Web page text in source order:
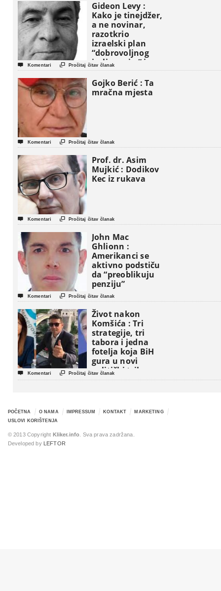
Gideon Levy :
Kako je tinejdžer,
a ne novinar,
razotkrio
izraelski plan
“dobrovoljnog
iseljavanja ” iz
Gaze
 Komentari  Pročitaj čitav članak
Gojko Berić : Ta
mračna mjesta
 Komentari  Pročitaj čitav članak
Prof. dr. Asim
Mujkić : Dodikov
Kec iz rukava
 Komentari  Pročitaj čitav članak
John Mac
Ghlionn :
Amerikanci se
aktivno podstiču
da “preoblikuju
penziju”
 Komentari  Pročitaj čitav članak
Život nakon
Komšića : Tri
strategije, tri
tabora i jedna
fotelja koja BiH
gura u novi
politički triler
 Komentari  Pročitaj čitav članak
POČETNA O NAMA IMPRESSUM KONTAKT
MARKETING
USLOVI KORIŠTENJA
© 2013 Copyright Kliker.info . Sva prava zadržana.
Developed by
LEFTOR